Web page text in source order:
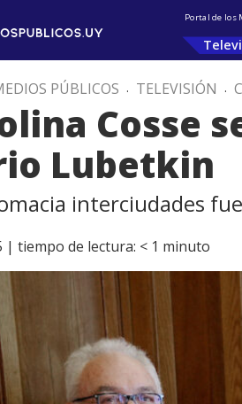
Portal de los
PÚBLICOS . TELEVISIÓN .
Cosse
Lubetkin
interciudades
| tiempo de lectura: < 1 minuto